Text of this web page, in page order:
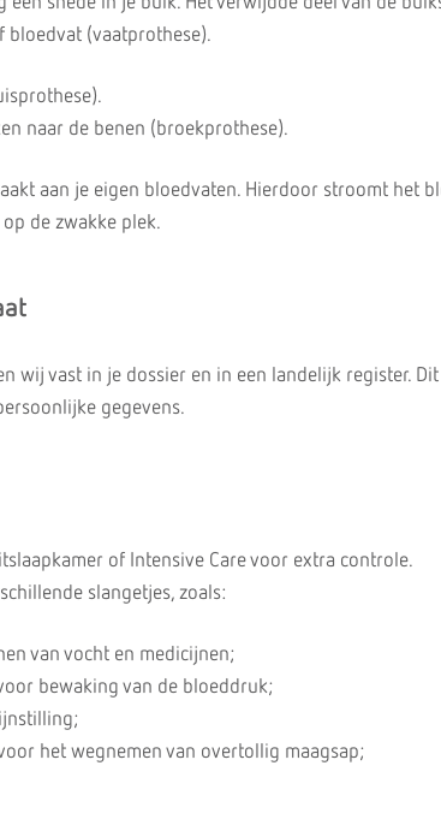
(vaatprothese).
naar de benen (broekprothese).
aan je eigen bloedvaten. Hierdoor stroomt het
de zwakke plek.
wij vast in je dossier en in een landelijk register.
gegevens.
of Intensive Care voor extra controle.
slangetjes, zoals:
van vocht en medicijnen;
bewaking van de bloeddruk;
het wegnemen van overtollig maagsap;